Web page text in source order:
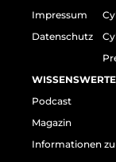
Impressum
Datenschutz
Podcast
Magazin
Informationen